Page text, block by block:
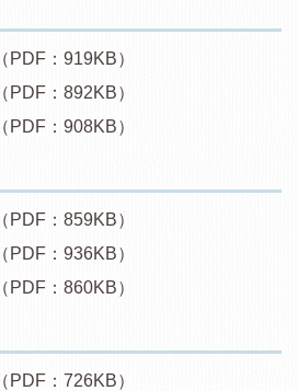
（PDF：919KB）
（PDF：892KB）
（PDF：908KB）
（PDF：859KB）
（PDF：936KB）
（PDF：860KB）
（PDF：726KB）